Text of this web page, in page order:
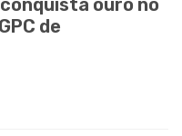
ouro no
de